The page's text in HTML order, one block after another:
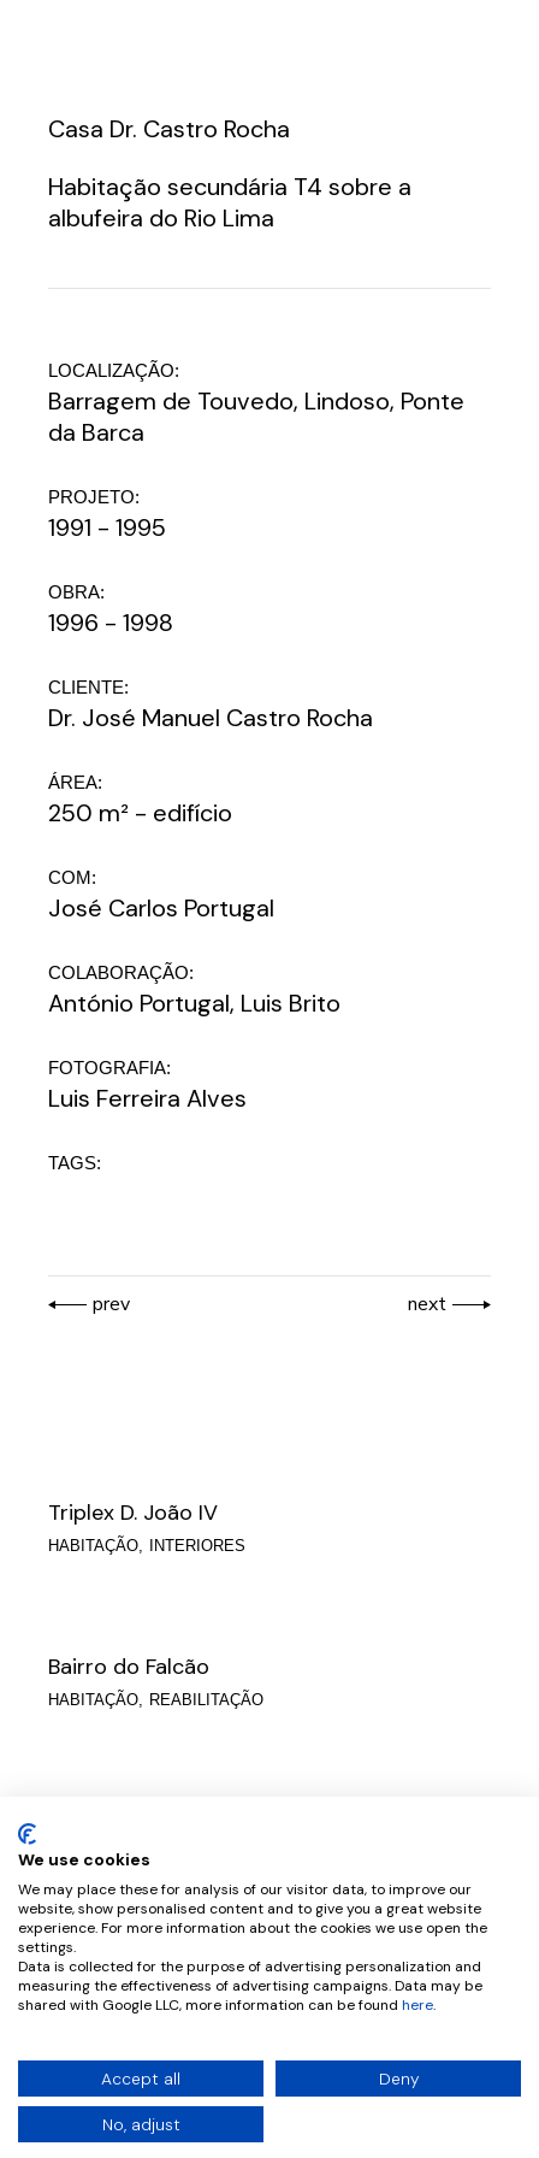
Casa Dr. Castro Rocha
Habitação secundária T4 sobre a
albufeira do Rio Lima
LOCALIZAÇÃO:
Barragem de Touvedo, Lindoso, Ponte
da Barca
PROJETO:
1991 - 1995
OBRA:
1996 - 1998
CLIENTE:
Dr. José Manuel Castro Rocha
ÁREA:
250 m² - edifício
COM:
José Carlos Portugal
COLABORAÇÃO:
António Portugal, Luis Brito
FOTOGRAFIA:
Luis Ferreira Alves
TAGS:
prev next
Triplex D. João IV
HABITAÇÃO INTERIORES
Bairro do Falcão
HABITAÇÃO REABILITAÇÃO
HABITAÇÃO
Centro Atlântico
HABITAÇÃO SERVIÇOS
© 2026 CPRATA ARQUITETOS | BY PTCREATIVE
We use cookies
We may place these for analysis of our visitor data, to improve our
website, show personalised content and to give you a great website
experience. For more information about the cookies we use open the
settings.
Data is collected for the purpose of advertising personalization and
measuring the effectiveness of advertising campaigns. Data may be
shared with Google LLC, more information can be found here.
Accept all Deny
No, adjust